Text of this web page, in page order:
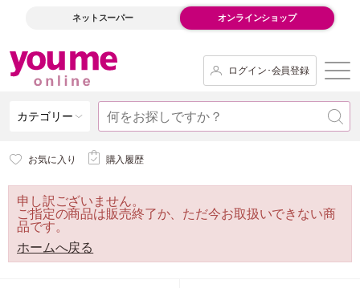
ネットスーパー オンラインショップ
ログイン･会員登録
カテゴリー
お気に入り 購入履歴
申し訳ございません。
ご指定の商品は販売終了か、ただ今お取扱いできない商
品です。
ホームへ戻る